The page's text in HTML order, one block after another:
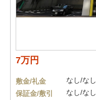
7万円
敷金/礼金
なし/なし
保証金/敷引
なし/なし